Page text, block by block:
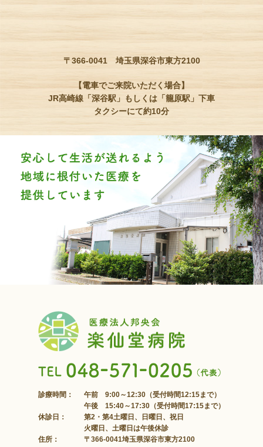
〒366-0041 埼玉県深谷市東方2100
【電車でご来院いただく場合】
JR高崎線「深谷駅」もしくは「籠原駅」下車
タクシーにて約10分
診療時間：
午前 9:00～12:30（受付時間12:15まで）
午後 15:40～17:30（受付時間17:15まで）
休診日：
第2・第4土曜日、日曜日、祝日
火曜日、土曜日は午後休診
住所：
〒366-0041埼玉県深谷市東方2100